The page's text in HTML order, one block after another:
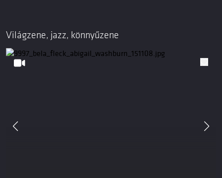
Világzene, jazz, könnyűzene